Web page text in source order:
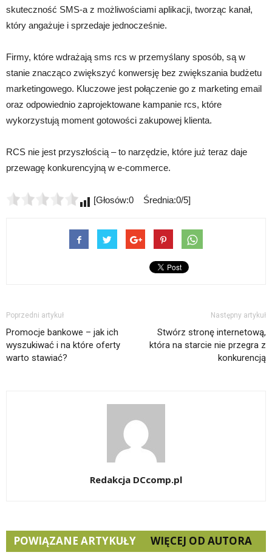
skuteczność SMS-a z możliwościami aplikacji, tworząc kanał,
który angażuje i sprzedaje jednocześnie.
Firmy, które wdrażają sms rcs w przemyślany sposób, są w
stanie znacząco zwiększyć konwersję bez zwiększania budżetu
marketingowego. Kluczowe jest połączenie go z marketing email
oraz odpowiednio zaprojektowane kampanie rcs, które
wykorzystują moment gotowości zakupowej klienta.
RCS nie jest przyszłością – to narzędzie, które już teraz daje
przewagę konkurencyjną w e-commerce.
[Głosów:0 Średnia:0/5]
Poprzedni artykuł
Promocje bankowe – jak ich
wyszukiwać i na które oferty
warto stawiać?
Następny artykuł
Stwórz stronę internetową,
która na starcie nie przegra z
konkurencją
Redakcja DCcomp.pl
POWIĄZANE ARTYKUŁY WIĘCEJ OD AUTORA